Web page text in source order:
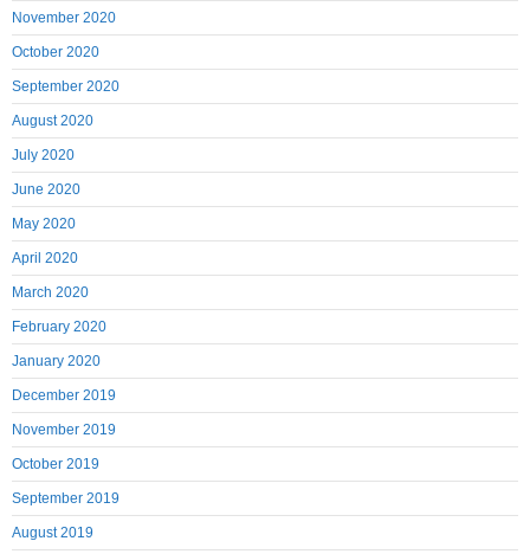
November 2020
October 2020
September 2020
August 2020
July 2020
June 2020
May 2020
April 2020
March 2020
February 2020
January 2020
December 2019
November 2019
October 2019
September 2019
August 2019